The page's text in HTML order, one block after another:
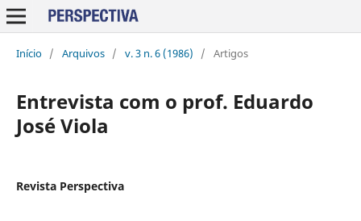
Início / Arquivos / v. 3 n. 6 (1986) / Artigos
Entrevista com o prof. Eduardo
José Viola
Revista Perspectiva